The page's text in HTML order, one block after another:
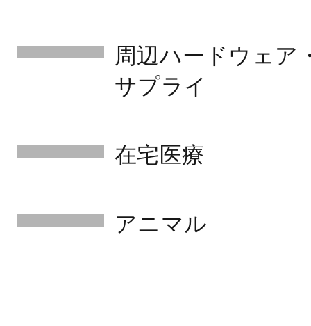
周辺ハードウェア
サプライ
在宅医療
アニマル